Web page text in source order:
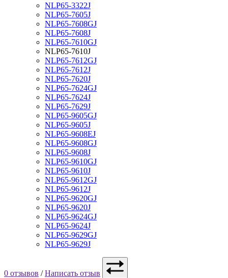
NLP65-3322J
NLP65-7605J
NLP65-7608GJ
NLP65-7608J
NLP65-7610GJ
NLP65-7610J
NLP65-7612GJ
NLP65-7612J
NLP65-7620J
NLP65-7624GJ
NLP65-7624J
NLP65-7629J
NLP65-9605GJ
NLP65-9605J
NLP65-9608EJ
NLP65-9608GJ
NLP65-9608J
NLP65-9610GJ
NLP65-9610J
NLP65-9612GJ
NLP65-9612J
NLP65-9620GJ
NLP65-9620J
NLP65-9624GJ
NLP65-9624J
NLP65-9629GJ
NLP65-9629J
0 отзывов /Написать отзыв